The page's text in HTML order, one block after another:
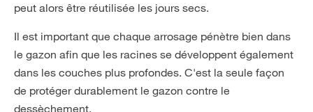
peut alors être réutilisée les jours secs.
Il est important que chaque arrosage pénètre bien dans
le gazon afin que les racines se développent également
dans les couches plus profondes. C'est la seule façon
de protéger durablement le gazon contre le
dessèchement.